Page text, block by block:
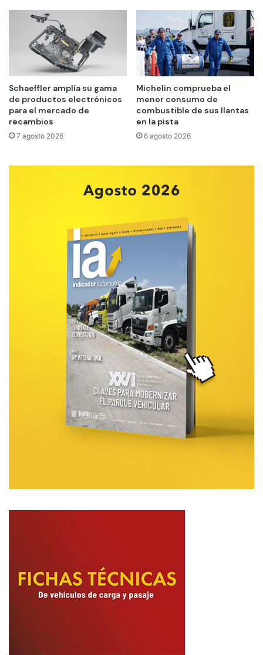
Schaeffler amplía su gama
de productos electrónicos
para el mercado de
recambios
7 agosto 2026
Michelin comprueba el
menor consumo de
combustible de sus llantas
en la pista
6 agosto 2026